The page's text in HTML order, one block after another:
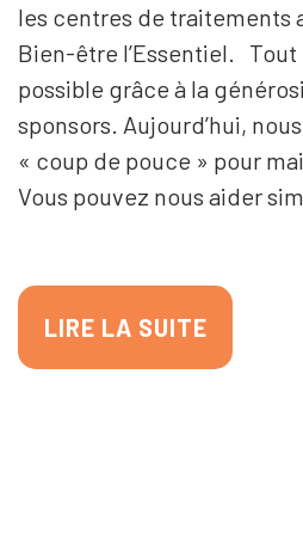
les centres de traitements
Bien-être l’Essentiel. Tout
possible grâce à la
sponsors. Aujourd’hui,
« coup de pouce » pour
Vous pouvez nous aider
LIRE LA SUITE